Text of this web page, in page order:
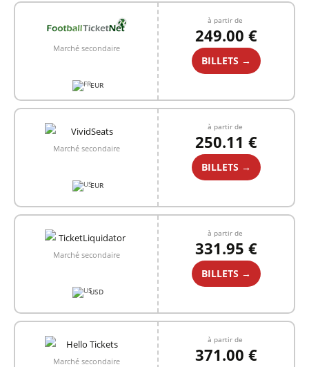
Marché secondaire
EUR
à partir de
249.00 €
BILLETS →
Marché secondaire
EUR
à partir de
250.11 €
BILLETS →
Marché secondaire
USD
à partir de
331.95 €
BILLETS →
Marché secondaire
à partir de
371.00 €